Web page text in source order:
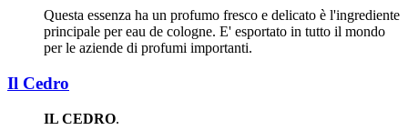
Questa essenza ha un profumo fresco e delicato è l'ingrediente
principale per eau de cologne. E' esportato in tutto il mondo
per le aziende di profumi importanti.
Il Cedro
IL CEDRO.